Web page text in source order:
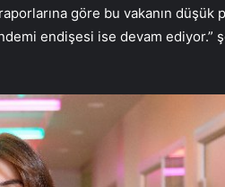
göre bu vakanın düşük
endişesi ise devam ediyor.”